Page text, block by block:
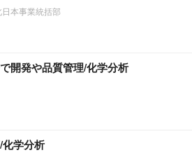
本事業統括部
開発や品質管理/化学分析
学分析